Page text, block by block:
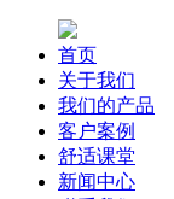
首页
关于我们
我们的产品
客户案例
舒适课堂
新闻中心